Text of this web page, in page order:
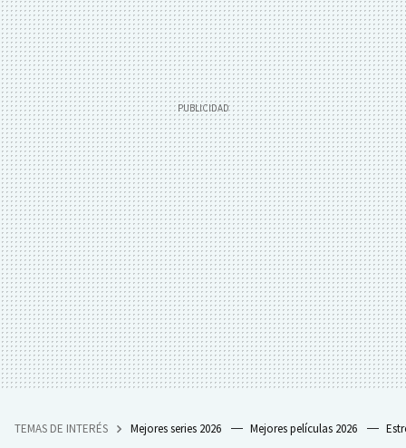
TEMAS DE INTERÉS Mejores series 2026 Mejores películas 2026